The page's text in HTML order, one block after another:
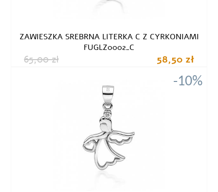
ZAWIESZKA SREBRNA LITERKA C Z CYRKONIAMI
FUGLZ0002_C
65,00 zł 58,50 zł
-10%